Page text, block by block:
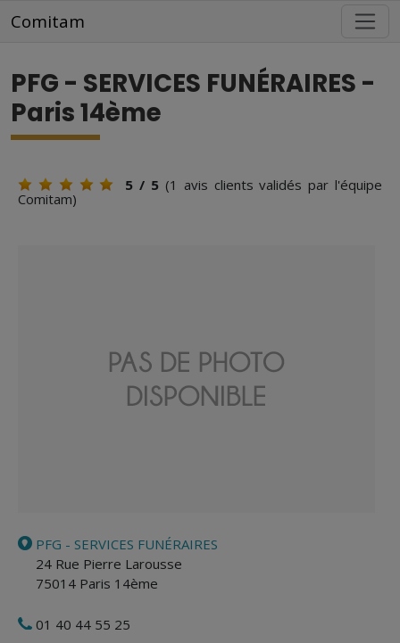
Comitam
PFG - SERVICES FUNÉRAIRES -
Paris 14ème
5/ 5 (1 avis clients validés par l'équipe
Comitam)
PFG - SERVICES FUNÉRAIRES
24 Rue Pierre Larousse
75014 Paris 14ème
01 40 44 55 25